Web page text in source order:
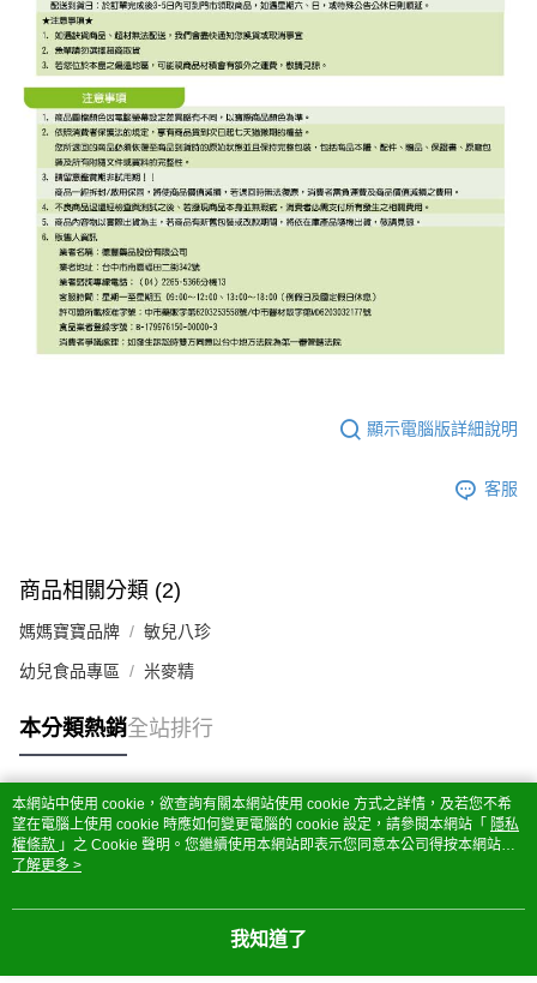
顯示電腦版詳細說明
客服
商品相關分類 (2)
媽媽寶寶品牌 敏兒八珍
幼兒食品專區 米麥精
本分類熱銷全站排行
熱門標籤
本網站中使用 cookie，欲查詢有關本網站使用 cookie 方式之詳情，及若您不希
望在電腦上使用 cookie 時應如何變更電腦的 cookie 設定，請參閱本網站「 隱私
權條款 」之 Cookie 聲明。您繼續使用本網站即表示您同意本公司得按本網站使
用條款之 Cookie 聲明使用 cookie。
了解更多 >
我知道了